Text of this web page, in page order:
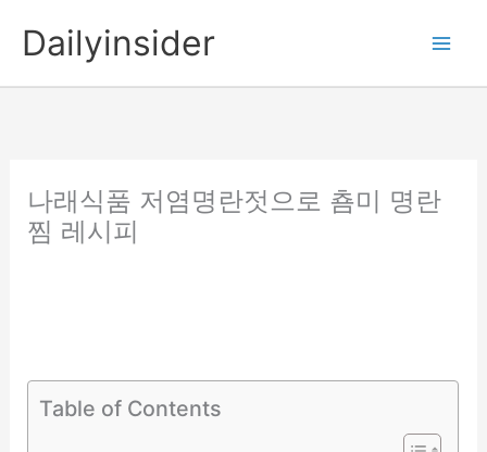
Dailyinsider
나래식품 저염명란젓으로 춈미 명란
찜 레시피
Table of Contents